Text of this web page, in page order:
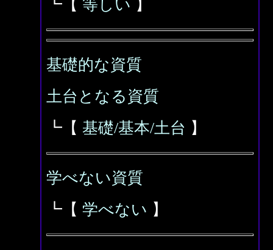
┗【 等しい 】
基礎的な資質
土台となる資質
┗【 基礎/基本/土台 】
学べない資質
┗【 学べない 】